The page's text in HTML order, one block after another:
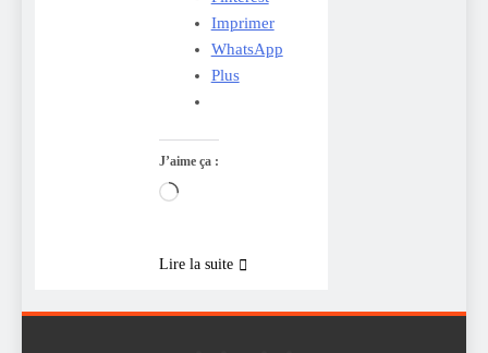
Imprimer
WhatsApp
Plus
J’aime ça :
Chargement…
Lire la suite